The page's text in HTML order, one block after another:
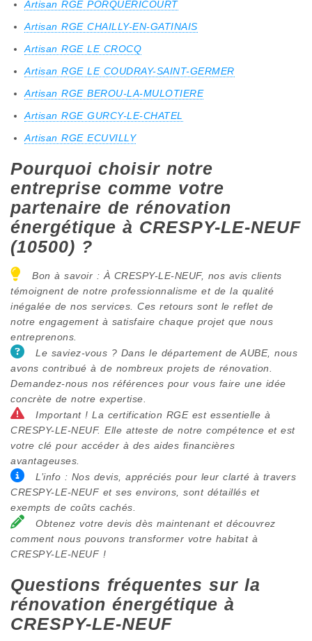
Artisan RGE PORQUERICOURT
Artisan RGE CHAILLY-EN-GATINAIS
Artisan RGE LE CROCQ
Artisan RGE LE COUDRAY-SAINT-GERMER
Artisan RGE BEROU-LA-MULOTIERE
Artisan RGE GURCY-LE-CHATEL
Artisan RGE ECUVILLY
Pourquoi choisir notre
entreprise comme votre
partenaire de rénovation
énergétique à CRESPY-LE-NEUF
(10500) ?
Bon à savoir : À CRESPY-LE-NEUF, nos avis clients
témoignent de notre professionnalisme et de la qualité
inégalée de nos services. Ces retours sont le reflet de
notre engagement à satisfaire chaque projet que nous
entreprenons.
Le saviez-vous ? Dans le département de AUBE, nous
avons contribué à de nombreux projets de rénovation.
Demandez-nous nos références pour vous faire une idée
concrète de notre expertise.
Important ! La certification RGE est essentielle à
CRESPY-LE-NEUF. Elle atteste de notre compétence et est
votre clé pour accéder à des aides financières
avantageuses.
L’info : Nos devis, appréciés pour leur clarté à travers
CRESPY-LE-NEUF et ses environs, sont détaillés et
exempts de coûts cachés.
Obtenez votre devis dès maintenant et découvrez
comment nous pouvons transformer votre habitat à
CRESPY-LE-NEUF !
Questions fréquentes sur la
rénovation énergétique à
CRESPY-LE-NEUF